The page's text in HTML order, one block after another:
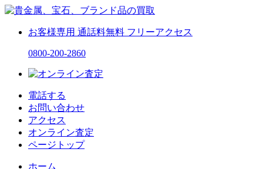
お客様専用 通話料無料 フリーアクセス
0800-200-2860
電話する
お問い合わせ
アクセス
オンライン査定
ページトップ
ホーム